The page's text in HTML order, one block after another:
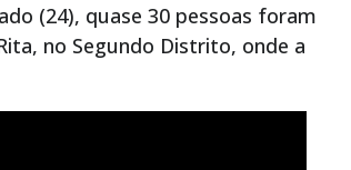
(24), quase 30 pessoas foram
no Segundo Distrito, onde a